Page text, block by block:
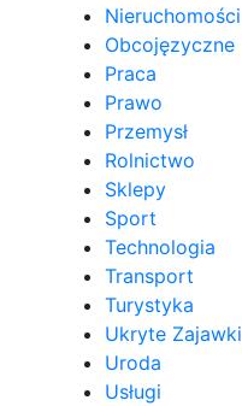
Nieruchomości
Obcojęzyczne
Praca
Prawo
Przemysł
Rolnictwo
Sklepy
Sport
Technologia
Transport
Turystyka
Ukryte Zajawki
Uroda
Usługi